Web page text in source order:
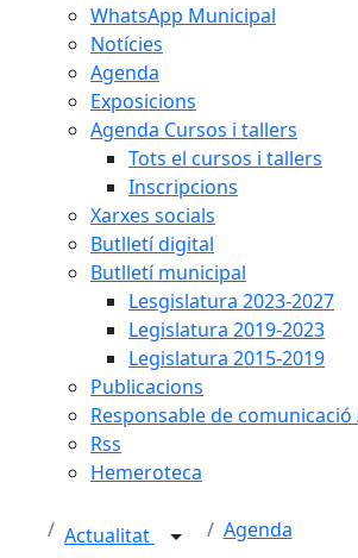
WhatsApp Municipal
Notícies
Agenda
Exposicions
Agenda Cursos i tallers
Tots el cursos i tallers
Inscripcions
Xarxes socials
Butlletí digital
Butlletí municipal
Lesgislatura 2023-2027
Legislatura 2019-2023
Legislatura 2015-2019
Publicacions
Responsable de
Rss
Hemeroteca
Actualitat Agenda